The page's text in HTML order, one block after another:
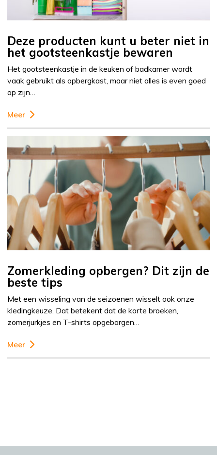
Deze producten kunt u beter niet in
het gootsteenkastje bewaren
Het gootsteenkastje in de keuken of badkamer wordt
vaak gebruikt als opbergkast, maar niet alles is even goed
op zijn…
Meer
Zomerkleding opbergen? Dit zijn de
beste tips
Met een wisseling van de seizoenen wisselt ook onze
kledingkeuze. Dat betekent dat de korte broeken,
zomerjurkjes en T-shirts opgeborgen…
Meer